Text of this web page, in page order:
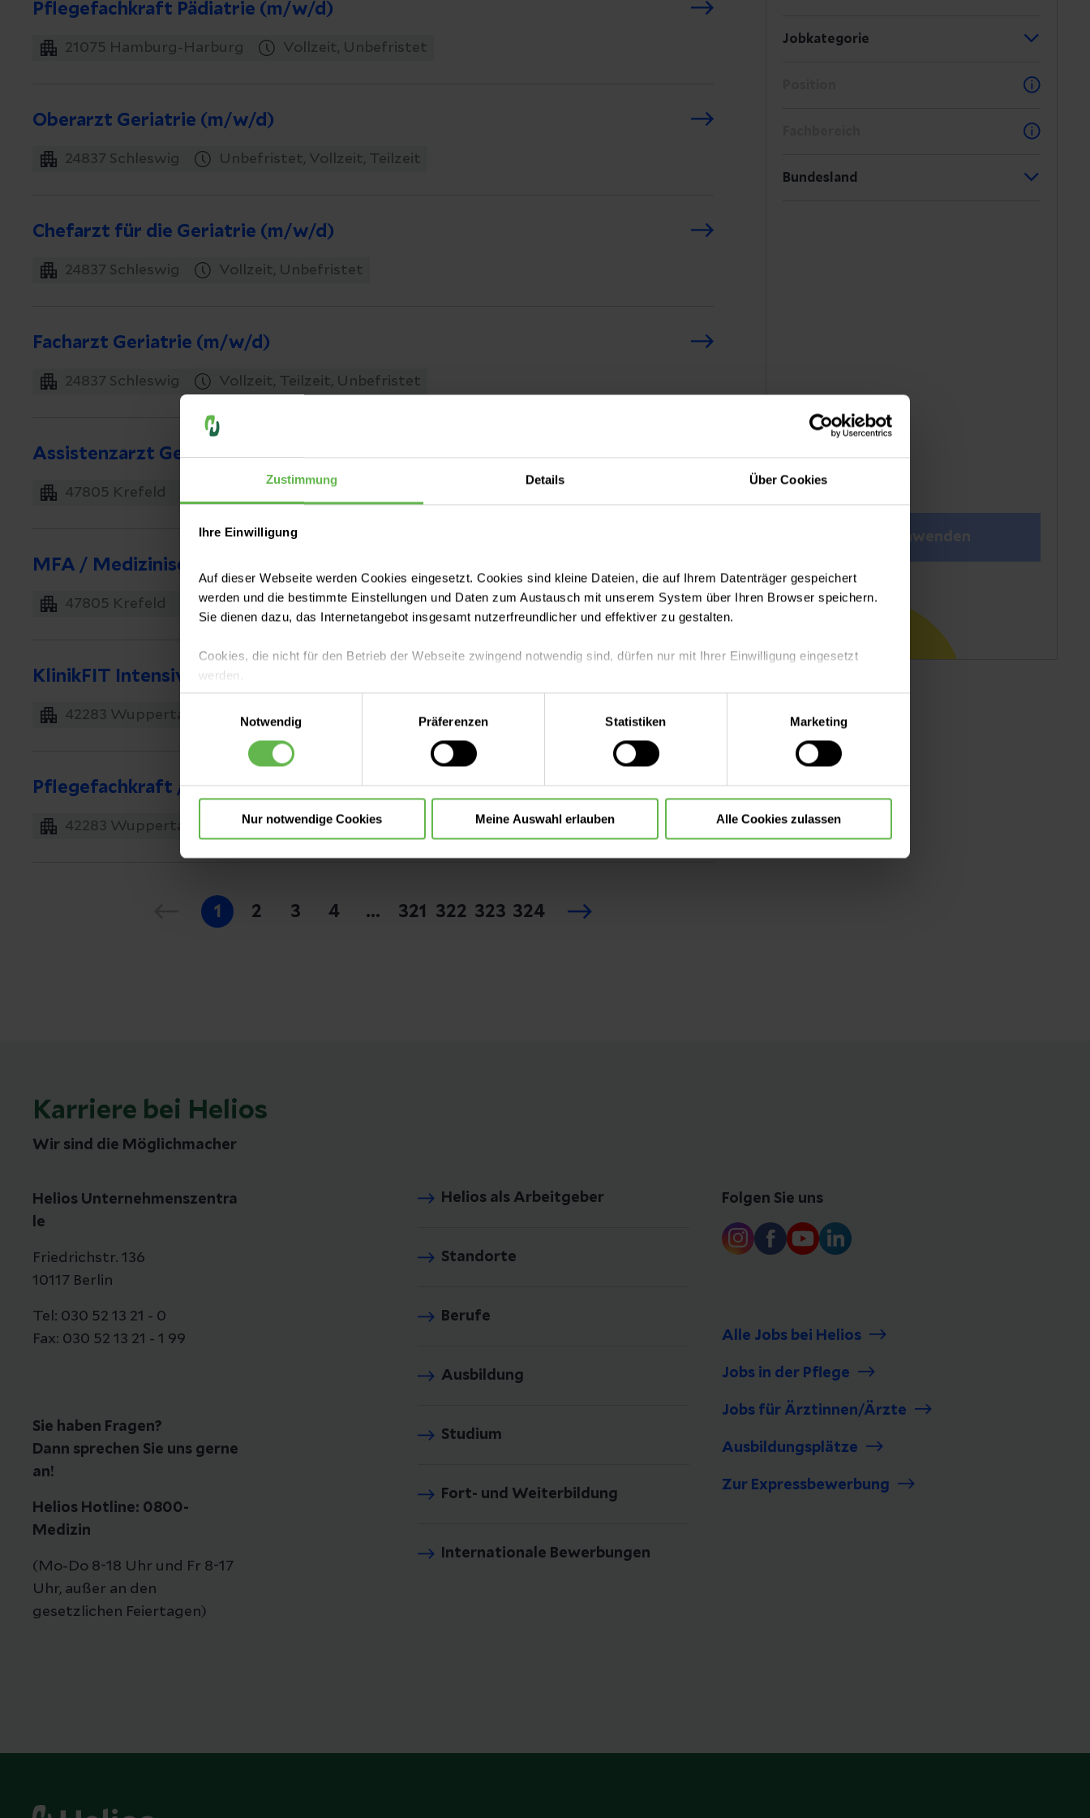
Zustimmung Details Über Cookies
Ihre Einwilligung
Auf dieser Webseite werden Cookies eingesetzt. Cookies sind kleine Dateien, die auf Ihrem Datenträger gespeichert
werden und die bestimmte Einstellungen und Daten zum Austausch mit unserem System über Ihren Browser speichern.
Sie dienen dazu, das Internetangebot insgesamt nutzerfreundlicher und effektiver zu gestalten.
Cookies, die nicht für den Betrieb der Webseite zwingend notwendig sind, dürfen nur mit Ihrer Einwilligung eingesetzt
werden.
Es steht Ihnen frei, unsere Seite mit nur den notwendigen Cookies zu benutzen, eine individuelle Auswahl hinsichtlich der
nicht notwendigen Cookies zu treffen oder durch Auswahl von „Alle Cookies akzeptieren“ in die Verwendung aller Cookies
einzuwilligen. Ihre Auswahlentscheidung können Sie jederzeit ändern oder widerrufen.
Notwendig
Präferenzen Statistiken Marketing
Nur notwendige Cookies Meine Auswahl erlauben Alle Cookies zulassen
Pflegefachkraft Pädiatrie (m/w/d)
21075 Hamburg-Harburg Vollzeit, Unbefristet
Oberarzt Geriatrie (m/w/d)
24837 Schleswig Unbefristet, Vollzeit, Teilzeit
Chefarzt für die Geriatrie (m/w/d)
24837 Schleswig Vollzeit, Unbefristet
Facharzt Geriatrie (m/w/d)
24837 Schleswig Vollzeit, Teilzeit, Unbefristet
Assistenzarzt Gefäßchirurgie (m/w/d)
47805 Krefeld
MFA / Medizinische Fachangestellte Radiologie (m/w/d)
47805 Krefeld Vollzeit, Befristet
KlinikFIT Intensivpflege
42283 Wuppertal Vollzeit, Teilzeit
Pflegefachkraft / Altenpfleger Intensivstation (m/w/d)
42283 Wuppertal Vollzeit, Teilzeit
1 2 3 4 ... 321 322 323 324
Jobkategorie
Bundesland
Filter anwenden
Karriere bei Helios
Wir sind die Möglichmacher
Helios Unternehmenszentra
le
Friedrichstr. 136
10117 Berlin
Tel: 030 52 13 21 - 0
Fax: 030 52 13 21 - 1 99
Sie haben Fragen?
Dann sprechen Sie uns gerne
an!
Helios Hotline: 0800-
Medizin
(Mo-Do 8-18 Uhr und Fr 8-17
Uhr, außer an den
gesetzlichen Feiertagen)
Helios als Arbeitgeber
Standorte
Berufe
Ausbildung
Studium
Fort- und Weiterbildung
Internationale Bewerbungen
Folgen Sie uns
Alle Jobs bei Helios
Jobs in der Pflege
Jobs für Ärztinnen/Ärzte
Ausbildungsplätze
Zur Expressbewerbung